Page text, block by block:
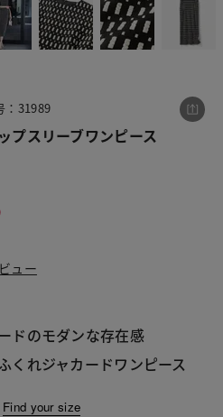
1 6
：31989
プスリーブワンピース
ュー
ドのモダンな存在感
くれジャカードワンピース
Find your size
X メール